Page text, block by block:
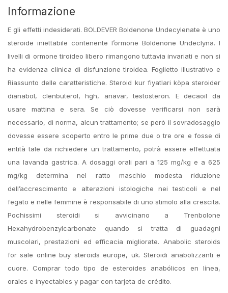
Informazione
E gli effetti indesiderati. BOLDEVER Boldenone Undecylenate è uno
steroide iniettabile contenente l’ormone Boldenone Undeclyna. I
livelli di ormone tiroideo libero rimangono tuttavia invariati e non si
ha evidenza clinica di disfunzione tiroidea. Foglietto illustrativo e
Riassunto delle caratteristiche. Steroid kur fiyatlari köpa steroider
dianabol, clenbuterol, hgh, anavar, testosteron. E decaoil da
usare mattina e sera. Se ciò dovesse verificarsi non sarà
necessario, di norma, alcun trattamento; se però il sovradosaggio
dovesse essere scoperto entro le prime due o tre ore e fosse di
entità tale da richiedere un trattamento, potrà essere effettuata
una lavanda gastrica. A dosaggi orali pari a 125 mg/kg e a 625
mg/kg determina nel ratto maschio modesta riduzione
dell’accrescimento e alterazioni istologiche nei testicoli e nel
fegato e nelle femmine è responsabile di uno stimolo alla crescita.
Pochissimi steroidi si avvicinano a Trenbolone
Hexahydrobenzylcarbonate quando si tratta di guadagni
muscolari, prestazioni ed efficacia migliorate. Anabolic steroids
for sale online buy steroids europe, uk. Steroidi anabolizzanti e
cuore. Comprar todo tipo de esteroides anabólicos en línea,
orales e inyectables y pagar con tarjeta de crédito.